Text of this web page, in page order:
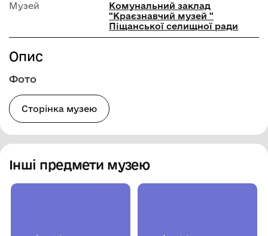
Музей
Комунальний заклад
"Краєзнавчий музей "
Піщанської селищної ради
Опис
Фото
Сторінка музею
Інші предмети музею